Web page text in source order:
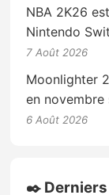
NBA 2K26
Nintendo
7 Août 2026
Moonlighter
en
6 Août 2026
✒️